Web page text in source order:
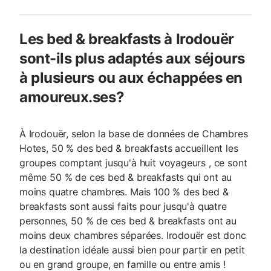
Les bed & breakfasts à Irodouër
sont-ils plus adaptés aux séjours
à plusieurs ou aux échappées en
amoureux.ses?
À Irodouër, selon la base de données de Chambres
Hotes, 50 % des bed & breakfasts accueillent les
groupes comptant jusqu'à huit voyageurs , ce sont
même 50 % de ces bed & breakfasts qui ont au
moins quatre chambres. Mais 100 % des bed &
breakfasts sont aussi faits pour jusqu'à quatre
personnes, 50 % de ces bed & breakfasts ont au
moins deux chambres séparées. Irodouër est donc
la destination idéale aussi bien pour partir en petit
ou en grand groupe, en famille ou entre amis !